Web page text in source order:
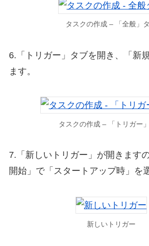
タスクの作成 – 「全般」
6.「トリガー」タブを開き、「新
ます。
タスクの作成 – 「トリガー
7.「新しいトリガー」が開きます
開始」で「スタートアップ時」を
新しいトリガー